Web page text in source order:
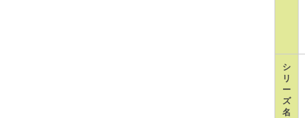
シ
リ
ー
ズ
名